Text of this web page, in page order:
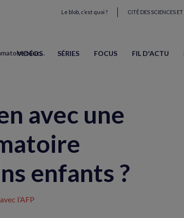
Le blob, c’est quoi ? CITÉ DES SCIENCES
VIDÉOS SÉRIES FOCUS FIL D'ACTU
Covid-19 : un lien avec une maladie inflammatoire touchant certains enfants ?
avec une
enfants ?
l’AFP